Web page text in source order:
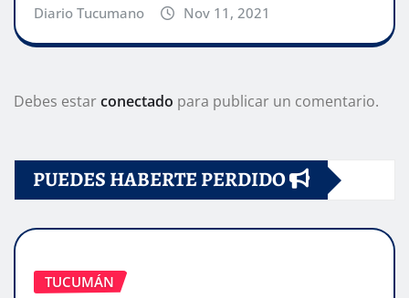
Diario Tucumano Nov 11, 2021
Debes estarconectado para publicar un comentario.
PUEDES HABERTE PERDIDO
TUCUMÁN